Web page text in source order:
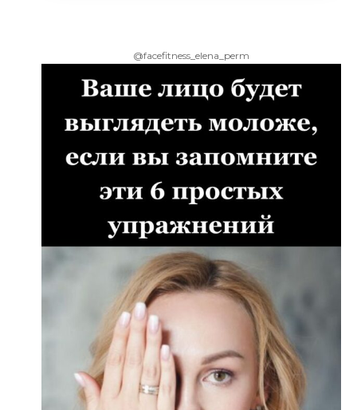
@facefitness_elena_perm